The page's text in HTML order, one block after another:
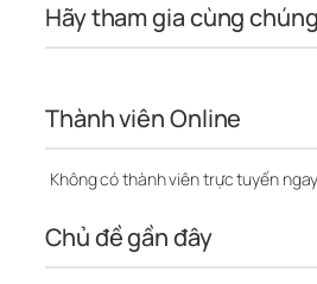
Hãy tham gia cùng
Thành viên Online
Không có thành viên trực tuyến
Chủ đề gần đây